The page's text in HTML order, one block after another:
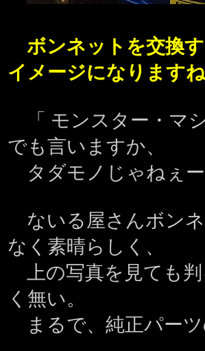
ボンネットを交換
イメージになりますね
「 モンスター・マ
でも言いますか、
タダモノじゃねぇ
ないる屋さんボン
なく素晴らしく、
上の写真を見ても判
く無い。
まるで、純正パー